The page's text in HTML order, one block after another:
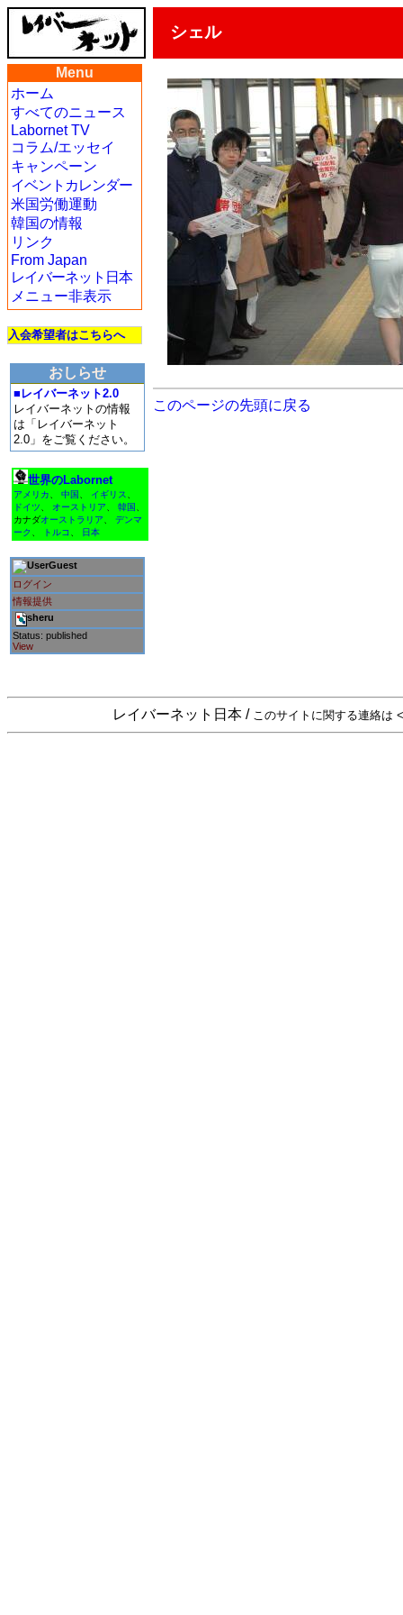
シェル
Menu
ホーム
すべてのニュース
Labornet TV
コラム/エッセイ
キャンペーン
イベントカレンダー
米国労働運動
韓国の情報
リンク
From Japan
レイバーネット日本
メニュー非表示
入会希望者はこちらへ
おしらせ
■レイバーネット2.0
レイバーネットの情報
は「レイバーネット
2.0」をご覧ください。
世界のLabornet
アメリカ 中国 イギリス
ドイツ
オーストリア 韓国
カナダオーストラリア
デンマ
ーク
トルコ 日本
Guest
ログイン
情報提供
sheru
Status: published
View
このページの先頭に戻る
レイバーネット日本 / このサイトに関する連絡は